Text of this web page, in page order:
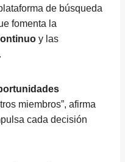
de búsqueda
fomenta la
y las
.
miembros”, afirma
cada decisión